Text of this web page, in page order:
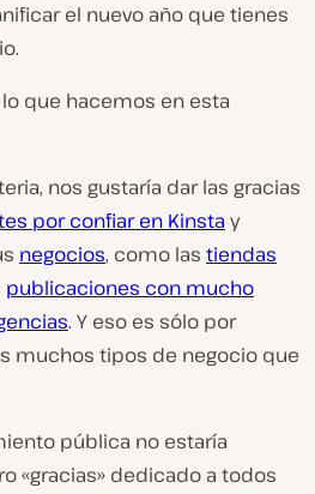
el nuevo año que tienes
que hacemos en esta
nos gustaría dar las gracias
por confiar en Kinstay
negocios, como las tiendas
publicaciones con mucho
. Y eso es sólo por
muchos tipos de negocio que
pública no estaría
«gracias» dedicado a todos